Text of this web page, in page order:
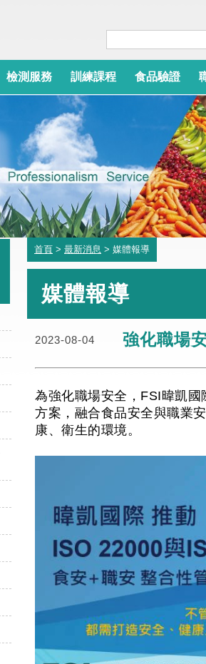
檢測服務 訓練課程 食品驗證
首頁 > 最新消息 > 媒體報導
媒體報導
2023-08-04 強化職場
為強化職場安全，FSI暐凱
方案，融合食品安全與職業
康、衛生的環境。